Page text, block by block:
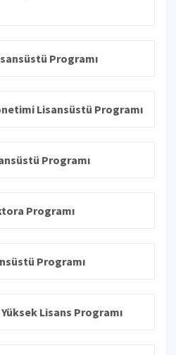
Programı
Lisansüstü Programı
Programı
Programı
Programı
Lisans Programı